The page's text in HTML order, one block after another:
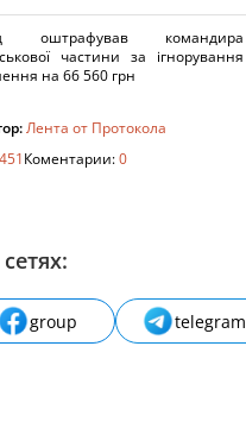
оштрафував командира
частини за ігнорування
на 66 560 грн
Лента от Протокола
451Коментарии:0
group telegram